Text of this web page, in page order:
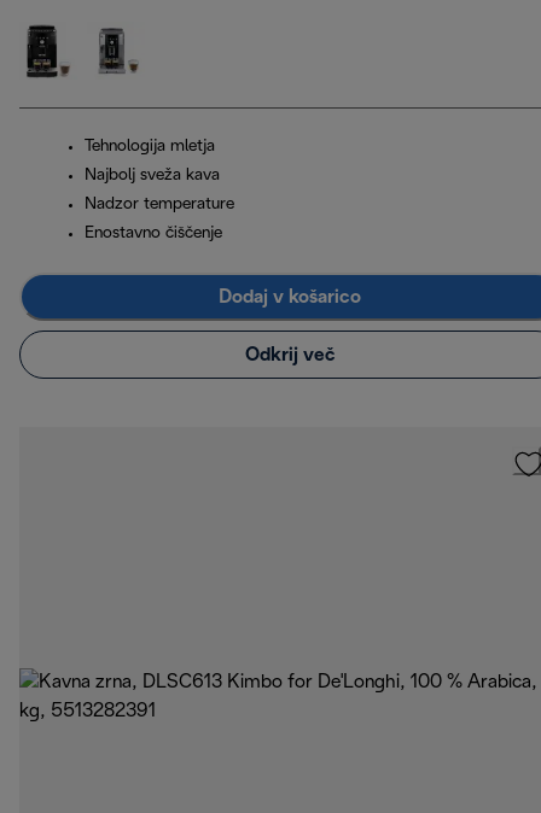
Tehnologija mletja
Najbolj sveža kava
Nadzor temperature
Enostavno čiščenje
Dodaj v košarico
Odkrij več